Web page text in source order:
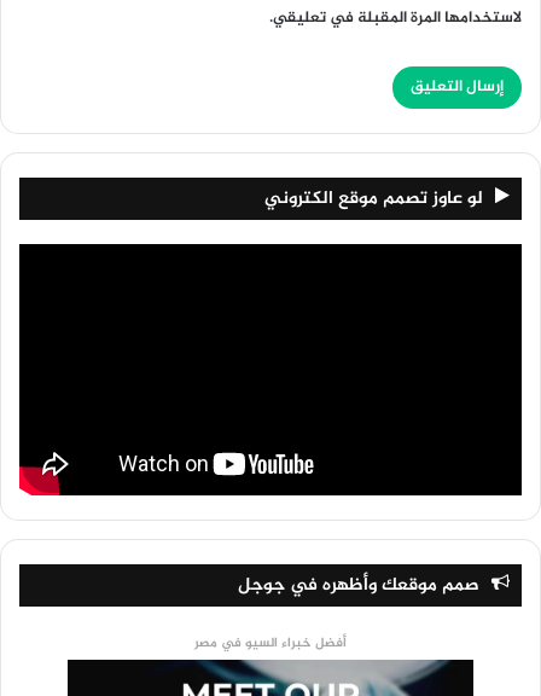
لاستخدامها المرة المقبلة في تعليقي.
لو عاوز تصمم موقع الكتروني
صمم موقعك وأظهره في جوجل
أفضل خبراء السيو في مصر